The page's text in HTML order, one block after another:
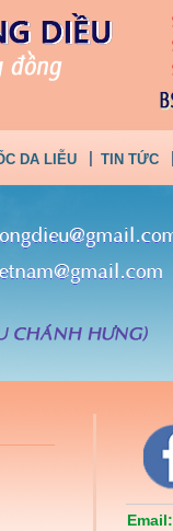
DA LIỄU TIN TỨC
Email: